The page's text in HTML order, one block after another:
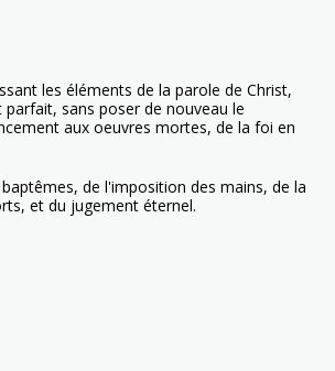
les éléments de la parole de Christ,
sans poser de nouveau le
aux oeuvres mortes, de la foi en
de l'imposition des mains, de la
et du jugement éternel.